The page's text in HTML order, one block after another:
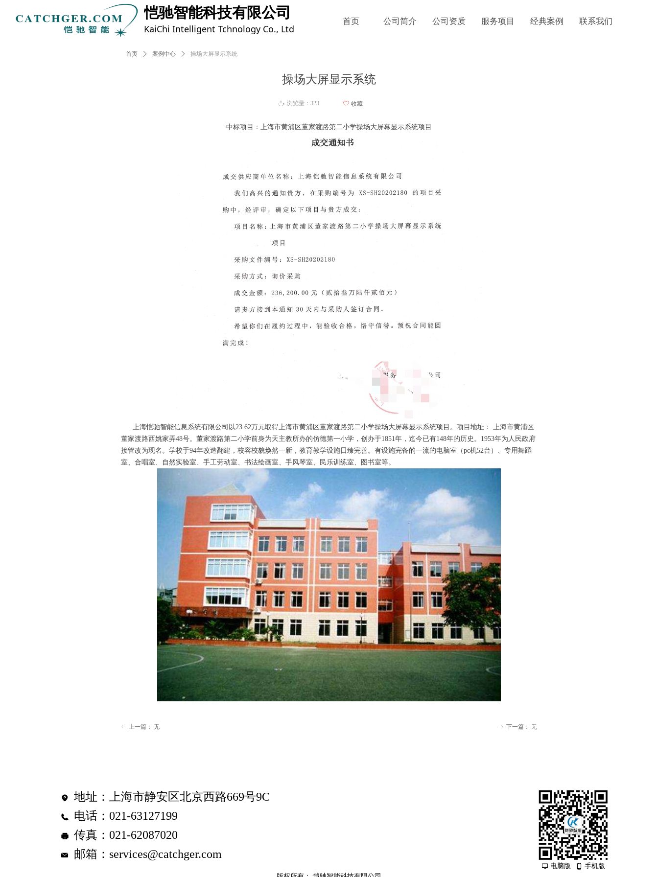
首页 公司简介 公司资质 服务项目 经典案例 联系我们
恺驰智能科技有限公司
KaiChi Intelligent Tchnology Co., Ltd
操场大屏显示系统
首页 ꄲ 案例中心 ꄲ 操场大屏显示系统
中标项目：上海市黄浦区董家渡路第二小学操场大屏幕显示系统项目
上海恺驰智能信息系统有限公司以23.62万元取得上海市黄浦区董家渡路第二小学操场大屏幕显示系统项目。项目地址： 上海市黄浦区
董家渡路西姚家弄48号。董家渡路第二小学前身为天主教所办的仿德第一小学，创办于1851年，迄今已有148年的历史。1953年为人民政府
接管改为现名。学校于94年改造翻建，校容校貌焕然一新，教育教学设施日臻完善。有设施完备的一流的电脑室（pc机52台）、专用舞蹈
室、合唱室、自然实验室、手工劳动室、书法绘画室、手风琴室、民乐训练室、图书室等。
ꄘ 浏览量： 323 ꄀ 收藏
ꂃ 上一篇： 无 ꁹ 下一篇： 无
地址：
上海市静安区北京西路669号9C
电话： 021-63127199
传真： 021-62087020
邮箱： services@catchger.com
넡 电脑版 넓 手机版